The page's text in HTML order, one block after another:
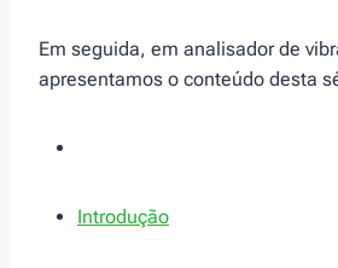
Em seguida, em analisador de
apresentamos o conteúdo desta
Introdução